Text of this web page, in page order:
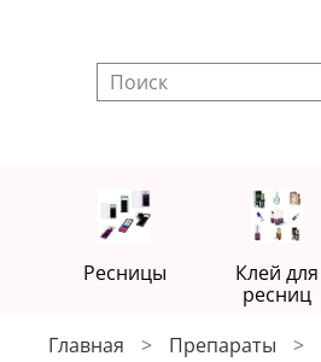
Ресницы
Клей для
ресниц
Главная Препараты